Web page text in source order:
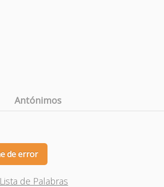
Antónimos
de error
Lista de Palabras